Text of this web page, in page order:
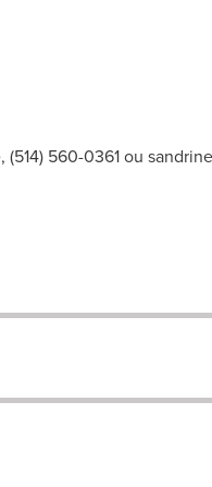
560-0361 ou